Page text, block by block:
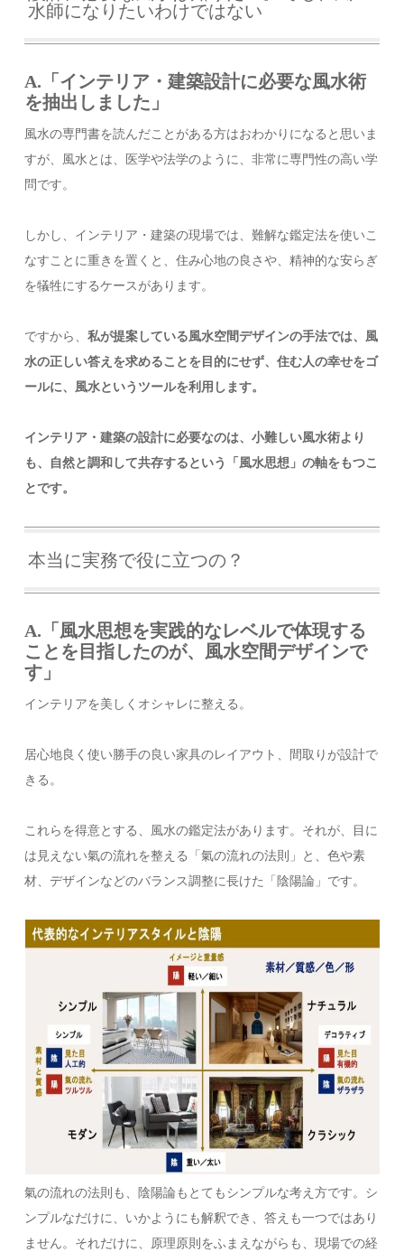
水師になりたいわけではない
A.「 インテリア ・建築設計に必要な風水術
を抽出しました」
風水の専門書を読んだことがある方はおわかりになると思いま
すが、風水とは、医学や法学のように、非常に専門性の高い学
問です。
しかし、インテリア・建築の現場では、難解な鑑定法を使いこ
なすことに重きを置くと、住み心地の良さや、精神的な安らぎ
を犠牲にするケースがあります。
ですから、私が提案している風水空間デザインの手法では、風
水の正しい答えを求めることを目的にせず、住む人の幸せをゴ
ールに、風水というツールを利用します。
インテリア・建築の設計に必要なのは、小難しい風水術より
も、自然と調和して共存するという「風水思想」の軸をもつこ
とです。
本当に実務で役に立つの？
A.「風水思想を実践的なレベルで体現する
ことを目指したのが、風水空間デザインで
す」
インテリアを美しくオシャレに整える。
居心地良く使い勝手の良い家具のレイアウト、間取りが設計で
きる。
これらを得意とする、風水の鑑定法があります。それが、目に
は見えない氣の流れを整える「氣の流れの法則」と、色や素
材、デザインなどのバランス調整に長けた「陰陽論」です。
氣の流れの法則も、陰陽論もとてもシンプルな考え方です。シ
ンプルなだけに、いかようにも解釈でき、答えも一つではあり
ません。それだけに、原理原則をふまえながらも、現場での経